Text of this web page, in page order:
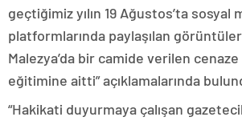
geçtiğimiz yılın 19 Ağustos’ta sosyal
platformlarında paylaşılan
Malezya’da bir camide verilen
eğitimine aitti” açıklamalarında
“Hakikati duyurmaya çalışan